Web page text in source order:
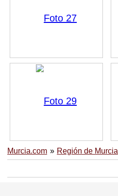
Murcia.com Región de Murcia